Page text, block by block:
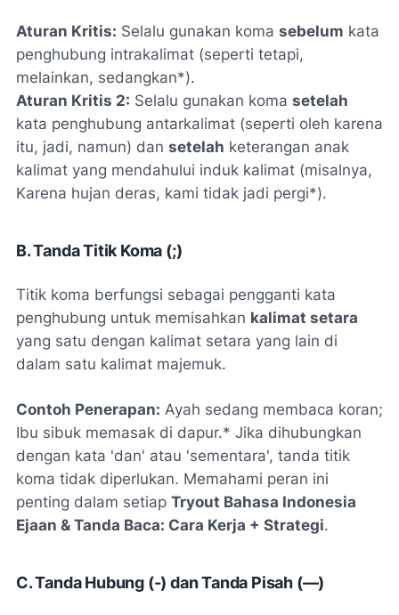
Aturan Kritis: Selalu gunakan koma sebelum kata
penghubung intrakalimat (seperti tetapi,
melainkan, sedangkan*).
Aturan Kritis 2: Selalu gunakan koma setelah
kata penghubung antarkalimat (seperti oleh karena
itu, jadi, namun) dan setelah keterangan anak
kalimat yang mendahului induk kalimat (misalnya,
Karena hujan deras, kami tidak jadi pergi*).
B. Tanda Titik Koma (;)
Titik koma berfungsi sebagai pengganti kata
penghubung untuk memisahkan kalimat setara
yang satu dengan kalimat setara yang lain di
dalam satu kalimat majemuk.
Contoh Penerapan: Ayah sedang membaca koran;
Ibu sibuk memasak di dapur.* Jika dihubungkan
dengan kata 'dan' atau 'sementara', tanda titik
koma tidak diperlukan. Memahami peran ini
penting dalam setiap Tryout Bahasa Indonesia
Ejaan & Tanda Baca: Cara Kerja + Strategi.
C. Tanda Hubung (-) dan Tanda Pisah (—)